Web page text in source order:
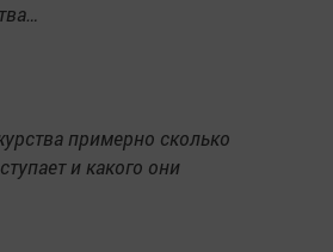
примерно сколько
и какого они